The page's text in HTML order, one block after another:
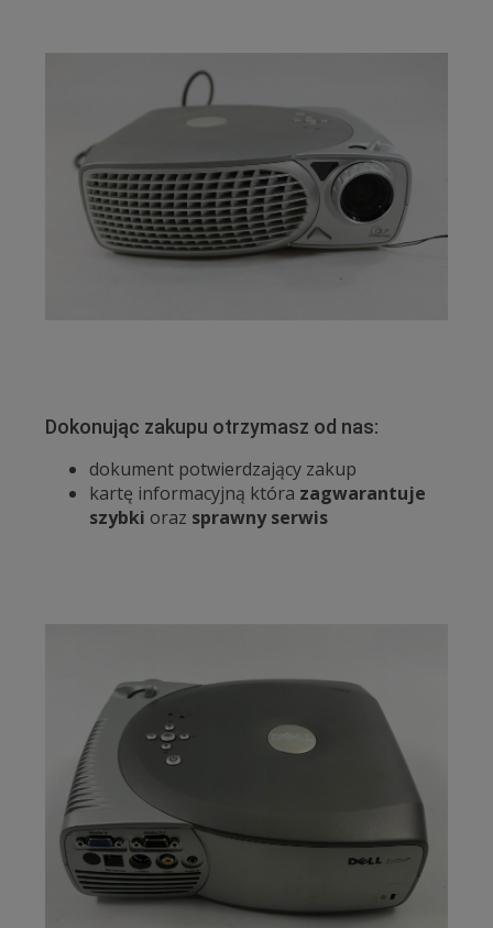
Dokonując zakupu otrzymasz od nas:
dokument potwierdzający zakup
kartę informacyjną która zagwarantuje
szybki oraz sprawny serwis